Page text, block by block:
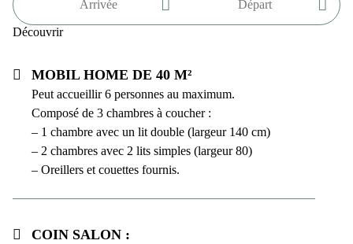
Mobil home de 40 m²
Peut accueillir 6 personnes au maximum.
Composé de 3 chambres à coucher :
– 1 chambre avec un lit double (largeur 140 cm)
– 2 chambres avec 2 lits simples (largeur 80)
– Oreillers et couettes fournis.
Coin salon :
Découvrir